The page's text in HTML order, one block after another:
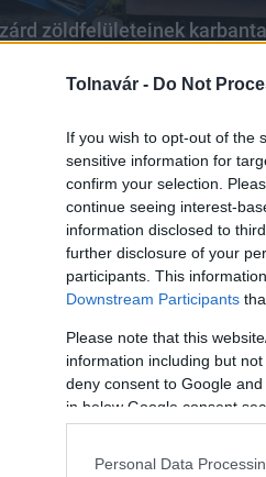
Tolnavár - Do Not
If you wish to opt-out of the
sensitive information for
confirm your selection.
continue seeing interest-
information disclosed to
further disclosure of your
participants. This
Downstream Participants
Please note that this
information including but
deny consent to Google
in below Google consent
Personal Data
zöldfelületeinek